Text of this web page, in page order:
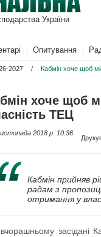
України
Опитування
2027 / Кабмін хоче щоб
хоче щоб
ТЕЦ
2018 p. 10:36
Кабмін прийняв
радам з
отримання у
засідані